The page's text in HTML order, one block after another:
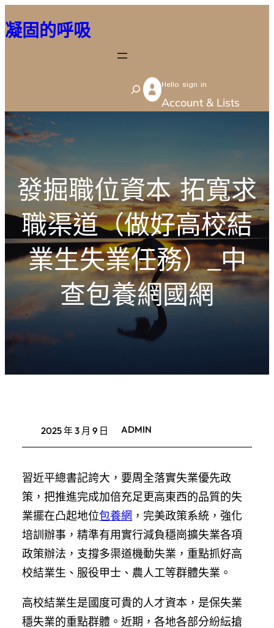
至
容
凝固的呼吸
S
e
h
Hello sign in
Account & Lists
發掘職位資本 拓寬求
職渠道（做好高校結
業生失業任務）_中
查包養網國網
2025 年 3 月 9 日 ADMIN
習近平總書記誇大，要周全落實失業優先政
策，把推進完成加倍充足更高東西的品質的失
業擺在凸起地位包養網 ，完美政策系統，強化
培訓辦事，精準有用實行減負穩崗擴失業各項
政策辦法，支撐多渠道機動失業，重點抓好高
校結業生、服役甲士、農人工等群體失業。
高校結業生是國度可貴的人才資本，是保失業
穩失業的重點群體。近期，各地各部分紛紜搶